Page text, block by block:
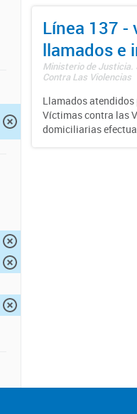
Línea 137 -
llamados e
Ministerio de Justicia.
Contra Las Violencias
Llamados
Víctimas contra las
domiciliarias